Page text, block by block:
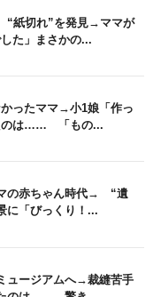
“紙切れ”を発見→ママが
た」まさかの...
ったママ→小1娘「作っ
のは…… 「もの...
の赤ちゃん時代→ “遺
に「びっくり！...
ュージアムへ→裁縫苦手